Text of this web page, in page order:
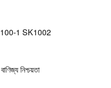
1 SK1002
নিশ্চয়তা